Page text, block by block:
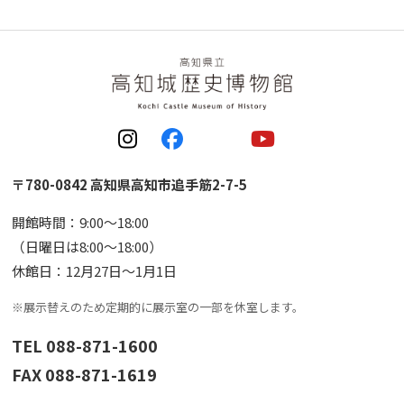
〒780-0842 高知県高知市追手筋2-7-5
開館時間：9:00〜18:00
（日曜日は8:00〜18:00）
休館日：12月27日〜1月1日
※展示替えのため定期的に展示室の一部を休室します。
TEL 088-871-1600
FAX 088-871-1619